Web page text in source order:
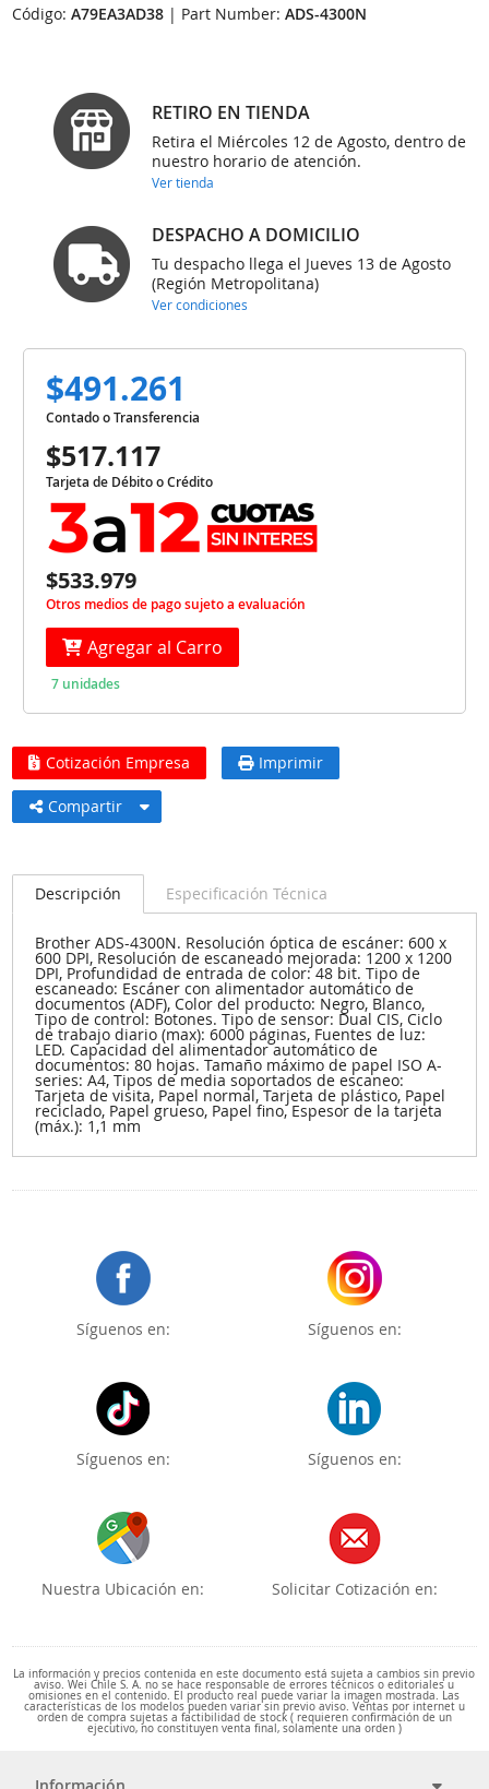
Código:A79EA3AD38 | Part Number:ADS-4300N
RETIRO EN TIENDA
Retira el Miércoles 12 de Agosto, dentro de
nuestro horario de atención.
Ver tienda
DESPACHO A DOMICILIO
Tu despacho llega el Jueves 13 de Agosto
(Región Metropolitana)
Ver condiciones
$491.261
Contado o Transferencia
$517.117
Tarjeta de Débito o Crédito
$533.979
Otros medios de pago sujeto a evaluación
Agregar al Carro
7 unidades
Cotización Empresa Imprimir
Compartir
Descripción Especificación Técnica
Brother ADS-4300N. Resolución óptica de escáner: 600 x
600 DPI, Resolución de escaneado mejorada: 1200 x 1200
DPI, Profundidad de entrada de color: 48 bit. Tipo de
escaneado: Escáner con alimentador automático de
documentos (ADF), Color del producto: Negro, Blanco,
Tipo de control: Botones. Tipo de sensor: Dual CIS, Ciclo
de trabajo diario (max): 6000 páginas, Fuentes de luz:
LED. Capacidad del alimentador automático de
documentos: 80 hojas. Tamaño máximo de papel ISO A-
series: A4, Tipos de media soportados de escaneo:
Tarjeta de visita, Papel normal, Tarjeta de plástico, Papel
reciclado, Papel grueso, Papel fino, Espesor de la tarjeta
(máx.): 1,1 mm
Síguenos en: Síguenos en:
Síguenos en: Síguenos en:
Nuestra Ubicación en: Solicitar Cotización en:
La información y precios contenida en este documento está sujeta a cambios sin previo
aviso. Wei Chile S. A. no se hace responsable de errores técnicos o editoriales u
omisiones en el contenido. El producto real puede variar la imagen mostrada. Las
características de los modelos pueden variar sin previo aviso. Ventas por internet u
orden de compra sujetas a factibilidad de stock ( requieren confirmación de un
ejecutivo, no constituyen venta final, solamente una orden )
Información